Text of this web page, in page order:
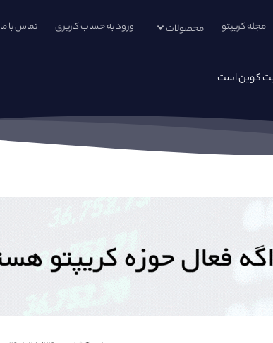
مجله کریپتو محصولات ورود به حساب کاربری تماس با ما
کوین است